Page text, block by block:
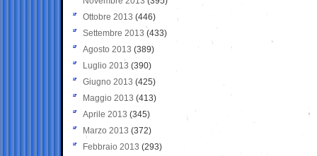
Ottobre 2013 (446)
Settembre 2013 (433)
Agosto 2013 (389)
Luglio 2013 (390)
Giugno 2013 (425)
Maggio 2013 (413)
Aprile 2013 (345)
Marzo 2013 (372)
Febbraio 2013 (293)